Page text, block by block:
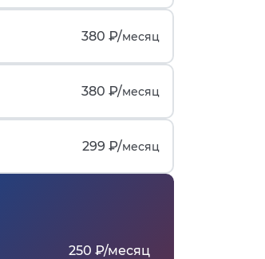
380 ₽/месяц
380 ₽/месяц
299 ₽/месяц
250 ₽/месяц